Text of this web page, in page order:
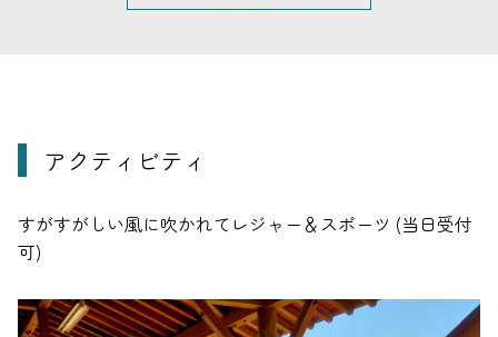
アクティビティ
すがすがしい風に吹かれてレジャー＆スポーツ (当日受付
可)